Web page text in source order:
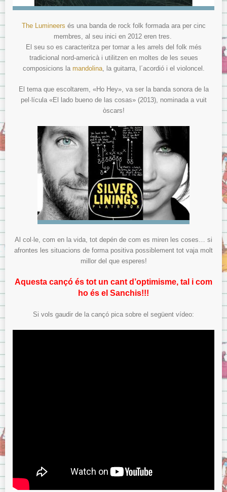
The Lumineers és una banda de rock folk formada ara per cinc
membres, al seu inici en 2012 eren tres.
El seu so es caracteritza per tornar a les arrels del folk més
tradicional nord-americà i utilitzen en moltes de les seues
composicions la mandolina, la guitarra, l´acordió i el violoncel.
El tema que escoltarem, «Ho Hey», va ser la banda sonora de la
pel·lícula «El lado bueno de las cosas» (2013), nominada a vuit
òscars!
Al col·le, com en la vida, tot depén de com es miren les coses… si
afrontes les situacions de forma positiva possiblement tot vaja molt
millor del que esperes!
Aquesta cançó és tot un cant d’optimisme, tal i com
ho és el Sanchis!!!
Si vols gaudir de la cançó pica sobre el següent vídeo: